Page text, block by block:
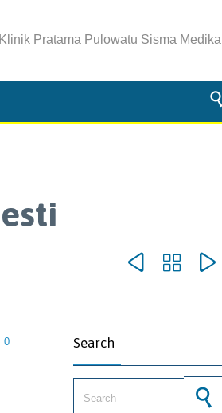
Klinik Pratama Pulowatu Sisma Medikal

  
0Comments Search